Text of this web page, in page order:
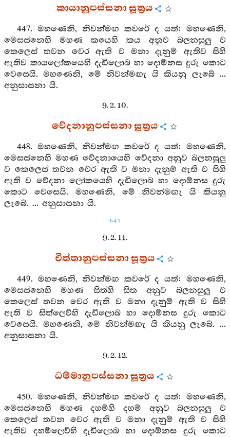
කායානුපස්සනා සූත්‍රය
447. මහණෙනි, නිවන්මඟ කවරේ ද යත්: මහණෙනි,
මෙසස්නෙහි මහණ කයෙහි කය අනුව බලනසුලු ව
කෙලෙස් තවන වෙර ඇති ව මනා දැනුම් ඇතිව සිහි
ඇතිව කායලෝකයෙහි දැඩිලොබ හා දොම්නස දුරු කොට
වෙසෙයි. මහණෙනි, මේ නිවන්මඟැ යි කියනු ලැබේ ...
අනුසාසනා යි.
9. 2. 10.
වේදනානුපස්සනා සූත්‍රය
448. මහණෙනි, නිවන්මඟ කවරේ ද යත්: මහණෙනි,
මෙසස්නෙහි මහණ වේදනායෙහි වේදනා අනුව බලනසුලු
ව කෙලෙස් තවන වෙර ඇති ව මනා දැනුම් ඇති ව සිහි
ඇති ව වේදනා ලෝකයෙහි දැඩිලොබ හා දොම්නස දුරු
කොට වෙසෙයි. මහණෙනි, මේ නිවන්මඟැ යි කියනු
ලැබේ. ... අනුසාසනා යි.
645
9. 2. 11.
චිත්තානුපස්සනා සූත්‍රය
449. මහණෙනි, නිවන්මඟ කවරේ ද යත්: මහණෙනි,
මෙසස්නෙහි මහණ සිත්හි සිත අනුව බලනසුලු ව
කෙලෙස් තවන වෙර ඇති ව මනා දැනුම් ඇති ව සිහි
ඇති ව සිත්ලෙව්හි දැඩිලොබ හා දොම්නස දුරු කොට
වෙසෙයි. මහණෙනි, මේ නිවන්මඟැ යි කියනු ලැබේ. ...
අනුසාසනා යි.
9. 2. 12.
ධම්මානුපස්සනා සූත්‍රය
450. මහණෙනි, නිවන්මඟ කවරේ ද යත්: මහණෙනි,
මෙසස්නෙහි මහණ දහම්හි දහම් අනුව බලනසුලු ව
කෙලෙස් තවන වෙර ඇති ව මනා දැනුම් ඇති ව සිහි
ඇතිව දහම්ලෙව්හි දැඩිලොබ හා දොම්නස දුරු කොට